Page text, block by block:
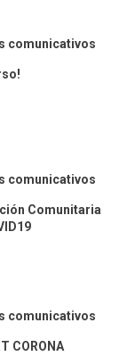
comunicativos
comunicativos
Comunitaria
comunicativos
CORONA